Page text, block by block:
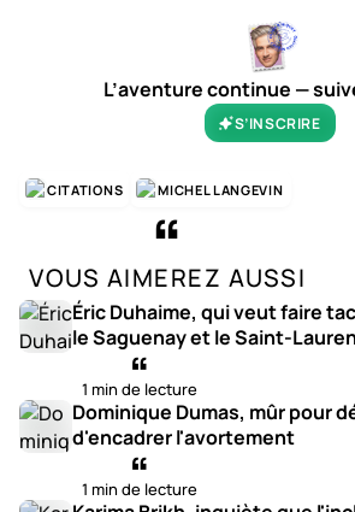
L’aventure continue —
S’INSCRIRE
CITATIONS MICHEL LANGEVIN
VOUS AIMEREZ AUSSI
Éric Duhaime, qui veut faire
le Saguenay et le Saint-
1 min de lecture
Dominique Dumas, mûr pour
d'encadrer l'avortement
1 min de lecture